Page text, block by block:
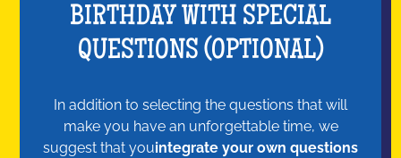
BIRTHDAY WITH SPECIAL
QUESTIONS (OPTIONAL)
In addition to selecting the questions that will
make you have an unforgettable time, we
suggest that youintegrate your own questions